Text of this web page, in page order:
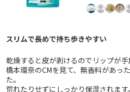
スリムで長めで持ち歩きやすい
乾燥すると皮が剥けるのでリップが手
橋本環奈のCMを見て、無香料があっ
た。
荒れたりせずにしっかり保湿されます。